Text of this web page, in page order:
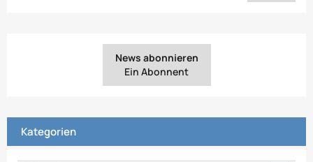
News abonnieren
Ein Abonnent
Kategorien